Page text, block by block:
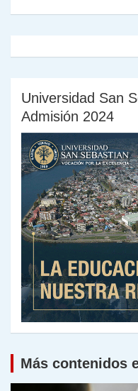
Universidad San
Admisión 2024
Más contenidos